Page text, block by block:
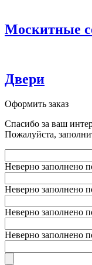
Москитные
Двери
Оформить заказ
Спасибо за ваш
Пожалуйста,
Неверно заполнено
Неверно заполнено
Неверно заполнено
Неверно заполнено